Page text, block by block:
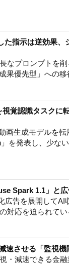
た指示は逆効果、
なプロンプトを
果優先型」への移
覚認識タスクに
画生成モデルを
を発表し、少な
Spark 1.1」と
広告を展開してAI
対応を迫られてい
速させる「監視機
・減速できる金